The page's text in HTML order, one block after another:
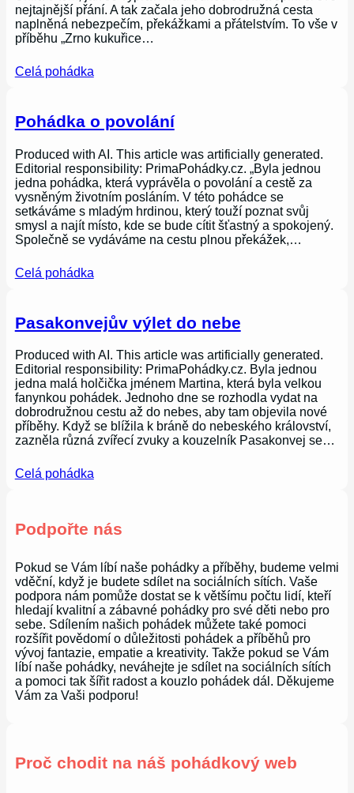
nejtajnější přání. A tak začala jeho dobrodružná cesta
naplněná nebezpečím, překážkami a přátelstvím. To vše v
příběhu „Zrno kukuřice…
Celá pohádka
Pohádka o povolání
Produced with AI. This article was artificially generated.
Editorial responsibility: PrimaPohádky.cz. „Byla jednou
jedna pohádka, která vyprávěla o povolání a cestě za
vysněným životním posláním. V této pohádce se
setkáváme s mladým hrdinou, který touží poznat svůj
smysl a najít místo, kde se bude cítit šťastný a spokojený.
Společně se vydáváme na cestu plnou překážek,…
Celá pohádka
Pasakonvejův výlet do nebe
Produced with AI. This article was artificially generated.
Editorial responsibility: PrimaPohádky.cz. Byla jednou
jedna malá holčička jménem Martina, která byla velkou
fanynkou pohádek. Jednoho dne se rozhodla vydat na
dobrodružnou cestu až do nebes, aby tam objevila nové
příběhy. Když se blížila k bráně do nebeského království,
zazněla různá zvířecí zvuky a kouzelník Pasakonvej se…
Celá pohádka
Podpořte nás
Pokud se Vám líbí naše pohádky a příběhy, budeme velmi
vděční, když je budete sdílet na sociálních sítích. Vaše
podpora nám pomůže dostat se k většímu počtu lidí, kteří
hledají kvalitní a zábavné pohádky pro své děti nebo pro
sebe. Sdílením našich pohádek můžete také pomoci
rozšířit povědomí o důležitosti pohádek a příběhů pro
vývoj fantazie, empatie a kreativity. Takže pokud se Vám
líbí naše pohádky, neváhejte je sdílet na sociálních sítích
a pomoci tak šířit radost a kouzlo pohádek dál. Děkujeme
Vám za Vaši podporu!
Proč chodit na náš pohádkový web